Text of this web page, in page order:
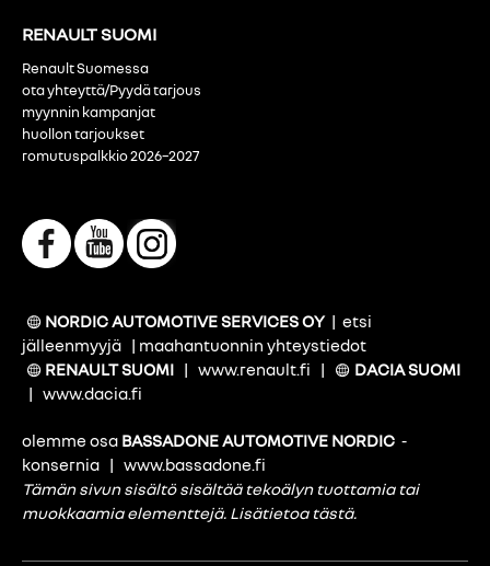
RENAULT SUOMI
Renault Suomessa
ota yhteyttä/Pyydä tarjous
myynnin kampanjat
huollon tarjoukset
romutuspalkkio 2026–2027
NORDIC AUTOMOTIVE SERVICES OY | etsi
jälleenmyyjä | maahantuonnin yhteystiedot
RENAULT SUOMI | www.renault.fi |
DACIA SUOMI
| www.dacia.fi
olemme osa BASSADONE AUTOMOTIVE NORDIC -
konsernia | www.bassadone.fi
Tämän sivun sisältö sisältää tekoälyn tuottamia tai
muokkaamia elementtejä. Lisätietoa tästä.